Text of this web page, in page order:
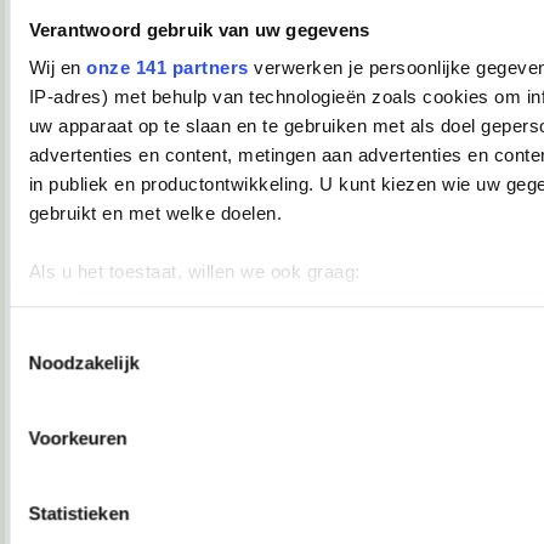
Verantwoord gebruik van uw gegevens
Wij en onze 141 partners verwerken je persoonlijke
IP-adres) met behulp van technologieën zoals cookies om
uw apparaat op te slaan en te gebruiken met als doel
advertenties en content, metingen aan advertenties en
in publiek en productontwikkeling. U kunt kiezen wie uw
gebruikt en met welke doelen.
Als u het toestaat, willen we ook graag:
Uw apparaat identificeren door het actief te scannen op
Lees meer over hoe uw persoonlijke gegevens worden
Noodzakelijk
Voorkeuren
Statistieken
Daar had ie het wel moeilijk mee.
TopDrop
__________________
Verwijderd